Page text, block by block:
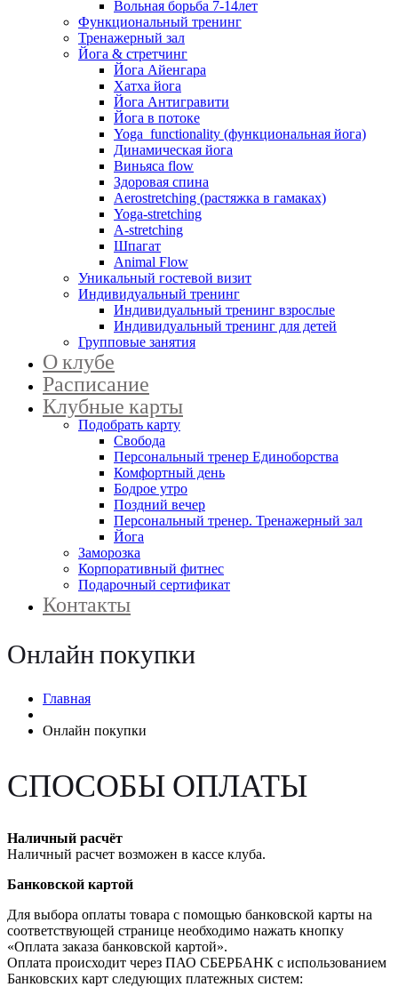
Вольная борьба 7-14лет
Функциональный тренинг
Тренажерный зал
Йога & стретчинг
Йога Айенгара
Хатха йога
Йога Антигравити
Йога в потоке
Yoga functionality (функциональная йога)
Динамическая йога
Виньяса flow
Здоровая спина
Aerostretching (растяжка в гамаках)
Yoga-stretching
A-stretching
Шпагат
Animal Flow
Уникальный гостевой визит
Индивидуальный тренинг
Индивидуальный тренинг взрослые
Индивидуальный тренинг для детей
Групповые занятия
О клубе
Расписание
Клубные карты
Подобрать карту
Свобода
Персональный тренер Единоборства
Комфортный день
Бодрое утро
Поздний вечер
Персональный тренер. Тренажерный зал
Йога
Заморозка
Корпоративный фитнес
Подарочный сертификат
Контакты
Онлайн покупки
Главная
Онлайн покупки
СПОСОБЫ ОПЛАТЫ
Наличный расчёт
Наличный расчет возможен в кассе клуба.
Банковской картой
Для выбора оплаты товара с помощью банковской карты на
соответствующей странице необходимо нажать кнопку
«Оплата заказа банковской картой».
Оплата происходит через ПАО СБЕРБАНК с использованием
Банковских карт следующих платежных систем: